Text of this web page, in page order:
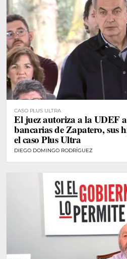
CASO PLUS ULTRA
El juez autoriza a la UDEF
bancarias de Zapatero, sus
el caso Plus Ultra
DIEGO DOMINGO RODRÍGUEZ